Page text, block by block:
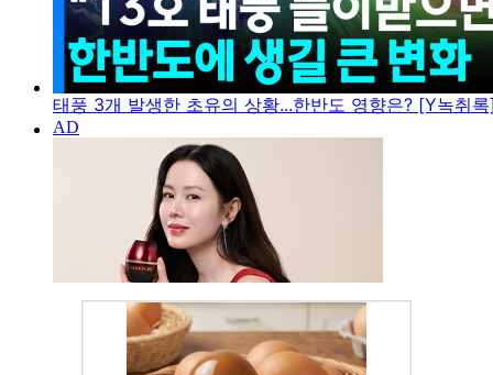
태풍 3개 발생한 초유의 상황...한반도 영향은? [Y녹취